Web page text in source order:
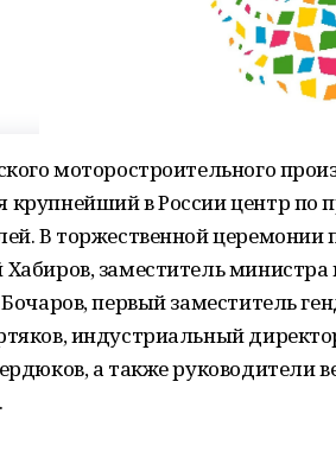
моторостроительного
в России центр по
В торжественной церемонии
заместитель
первый заместитель
индустриальный
а также руководители